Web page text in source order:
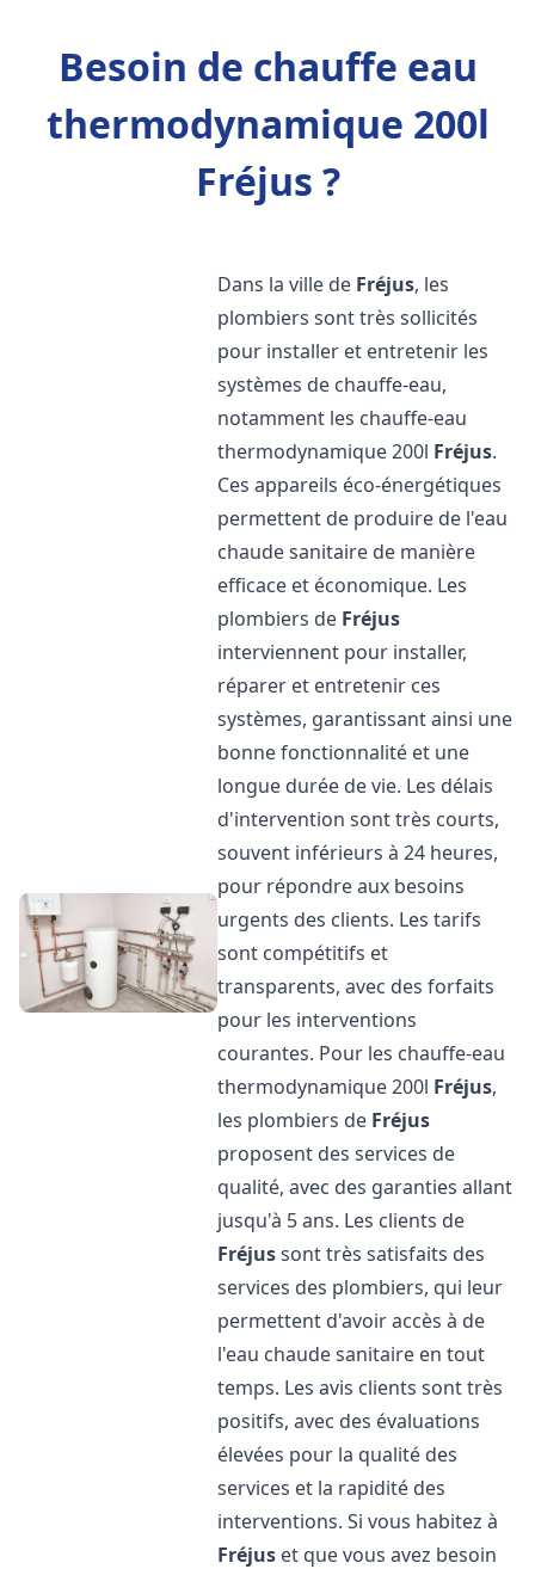
Besoin de chauffe eau
thermodynamique 200l
Fréjus ?
Dans la ville de Fréjus, les
plombiers sont très sollicités
pour installer et entretenir les
systèmes de chauffe-eau,
notamment les chauffe-eau
thermodynamique 200l Fréjus.
Ces appareils éco-énergétiques
permettent de produire de l'eau
chaude sanitaire de manière
efficace et économique. Les
plombiers de Fréjus
interviennent pour installer,
réparer et entretenir ces
systèmes, garantissant ainsi une
bonne fonctionnalité et une
longue durée de vie. Les délais
d'intervention sont très courts,
souvent inférieurs à 24 heures,
pour répondre aux besoins
urgents des clients. Les tarifs
sont compétitifs et
transparents, avec des forfaits
pour les interventions
courantes. Pour les chauffe-eau
thermodynamique 200l Fréjus,
les plombiers de Fréjus
proposent des services de
qualité, avec des garanties allant
jusqu'à 5 ans. Les clients de
Fréjussont très satisfaits des
services des plombiers, qui leur
permettent d'avoir accès à de
l'eau chaude sanitaire en tout
temps. Les avis clients sont très
positifs, avec des évaluations
élevées pour la qualité des
services et la rapidité des
interventions. Si vous habitez à
Fréjus et que vous avez besoin